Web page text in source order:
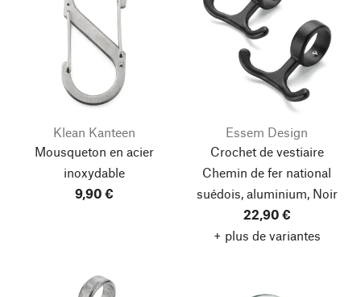
Klean Kanteen
Mousqueton en acier
inoxydable
9,90 €
Essem Design
Crochet de vestiaire
Chemin de fer national
suédois, aluminium, Noir
22,90 €
+ plus de variantes